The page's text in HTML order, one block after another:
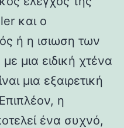
και ο
ή η ισιωση των
μια ειδική χτένα
μια εξαιρετική
η
ένα συχνό,